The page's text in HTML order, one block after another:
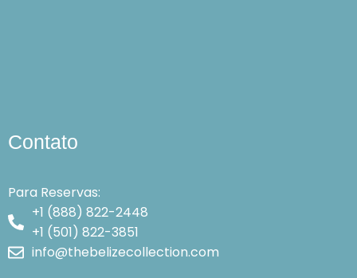
Contato
Para Reservas:
+1 (888) 822-2448
+1 (501) 822-3851
info@thebelizecollection.com